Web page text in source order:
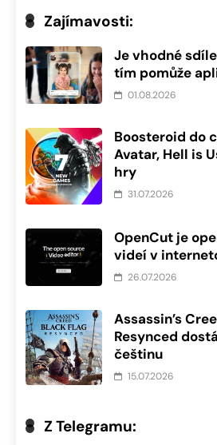
Zajímavosti:
Je vhodné
tím pomůže
01.08.2026
Boosteroid do
Avatar, Hell is
hry
31.07.2026
OpenCut je
videí v
26.07.2026
Assassin’s
Resynced
češtinu
15.07.2026
Z Telegramu: